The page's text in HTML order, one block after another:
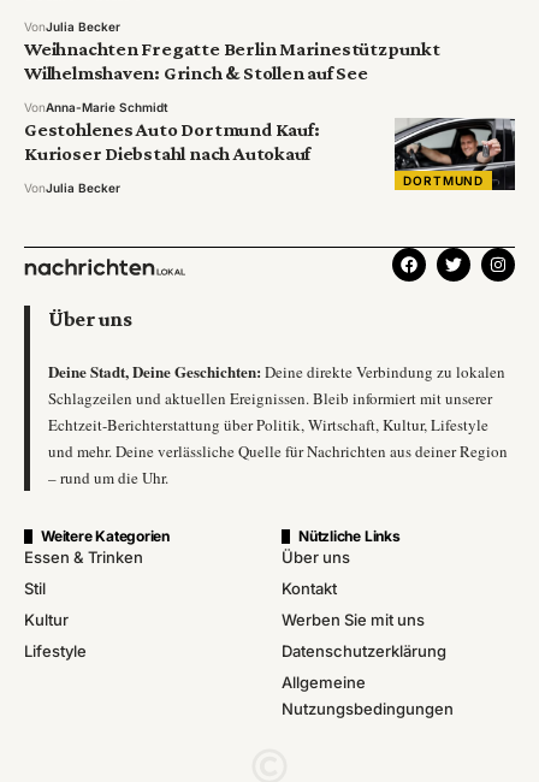
VonJulia Becker
Weihnachten Fregatte Berlin Marinestützpunkt
Wilhelmshaven: Grinch & Stollen auf See
VonAnna-Marie Schmidt
DORTMUND
Gestohlenes Auto Dortmund Kauf:
Kurioser Diebstahl nach Autokauf
VonJulia Becker
Über uns
Deine Stadt, Deine Geschichten: Deine direkte Verbindung zu lokalen
Schlagzeilen und aktuellen Ereignissen. Bleib informiert mit unserer
Echtzeit-Berichterstattung über Politik, Wirtschaft, Kultur, Lifestyle
und mehr. Deine verlässliche Quelle für Nachrichten aus deiner Region
– rund um die Uhr.
Weitere Kategorien
Essen & Trinken
Stil
Kultur
Lifestyle
Nützliche Links
Über uns
Kontakt
Werben Sie mit uns
Datenschutzerklärung
Allgemeine
Nutzungsbedingungen